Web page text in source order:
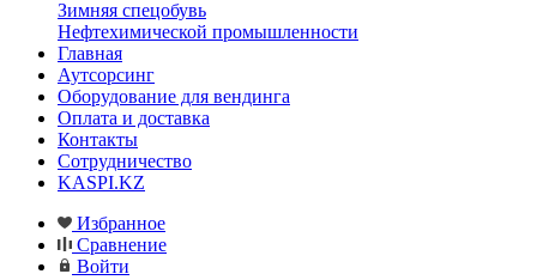
Зимняя спецобувь
Нефтехимической промышленности
Главная
Аутсорсинг
Оборудование для вендинга
Оплата и доставка
Контакты
Сотрудничество
KASPI.KZ
Избранное
Сравнение
Войти